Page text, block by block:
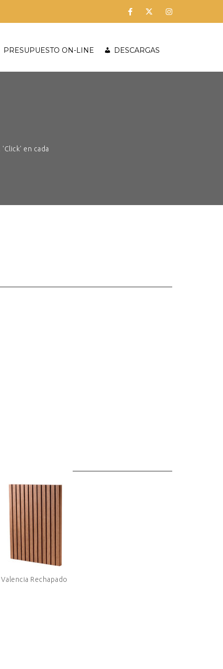
PRESUPUESTO ON-LINE DESCARGAS
en cada
Valencia Rechapado